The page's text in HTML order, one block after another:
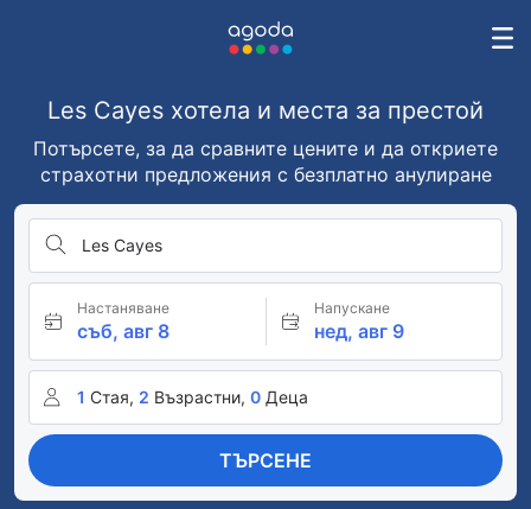
Les Cayes хотела и места за престой
Потърсете, за да сравните цените и да откриете
страхотни предложения с безплатно анулиране
Les Cayes
Настаняване
съб, авг 8
Напускане
нед, авг 9
1 Стая, 2 Възрастни, 0 Деца
ТЪРСЕНЕ